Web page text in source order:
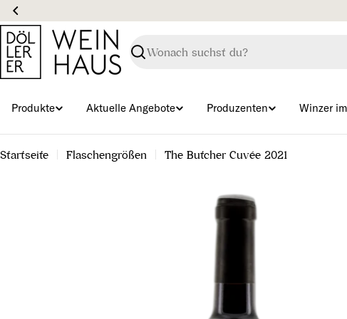
Zum
Inhalt
springen
Suchen
Produkte Aktuelle Angebote Produzenten Winzer
Startseite Flaschengrößen The Butcher Cuvée 2021